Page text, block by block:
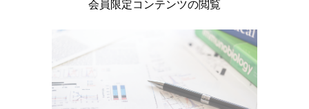
付文書改訂等
キックリンカプセル250mg、キックリン顆粒86.2% 使用上
の注意改訂のお知らせ（2019年11月）
2016年02月
電子化された添
付文書改訂等
会員限定コンテンツの閲覧